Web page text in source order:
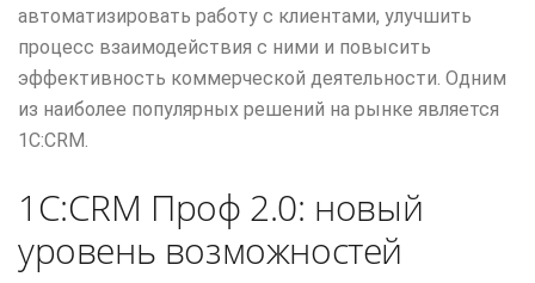
автоматизировать работу с клиентами, улучшить
процесс взаимодействия с ними и повысить
эффективность коммерческой деятельности. Одним
из наиболее популярных решений на рынке является
1C:CRM.
1C:CRM Проф 2.0: новый
уровень возможностей